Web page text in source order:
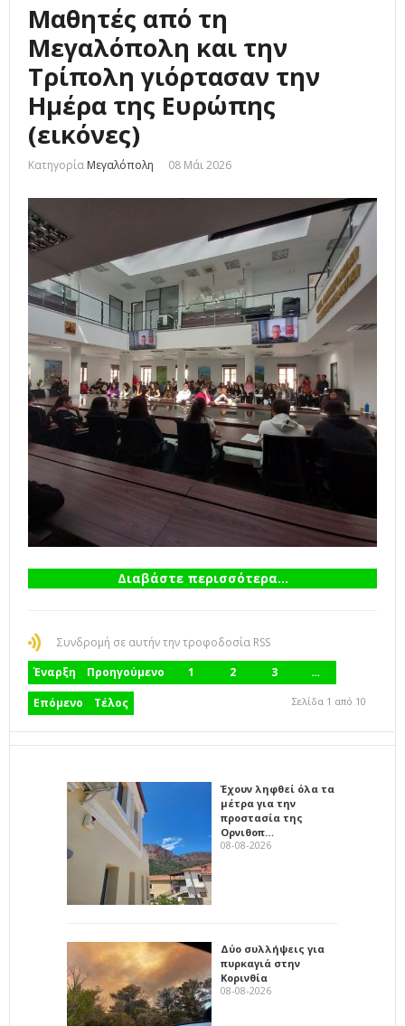
Μαθητές από τη
Μεγαλόπολη και την
Τρίπολη γιόρτασαν την
Ημέρα της Ευρώπης
(εικόνες)
Κατηγορία Μεγαλόπολη 08 Μάι 2026
Διαβάστε περισσότερα...
Συνδρομή σε αυτήν την τροφοδοσία RSS
Έναρξη
Προηγούμενο 1 2 3
…
Επόμενο
Τέλος Σελίδα 1 από 10
Έχουν ληφθεί όλα τα
μέτρα για την
προστασία της
Ορνιθοπ…
08-08-2026
Δύο συλλήψεις για
πυρκαγιά στην
Κορινθία
08-08-2026